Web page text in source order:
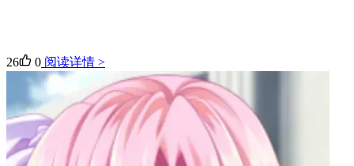
26 0 阅读详情 >